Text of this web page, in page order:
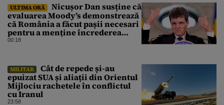
ULTIMA ORĂ
Nicușor Dan susține că
evaluarea Moody’s demonstrează
că România a făcut pașii necesari
pentru a menține încrederea
investitorilor: „Totuși,
00:18
MILITAR
Cât de repede și-au
epuizat SUA și aliații din Orientul
Mijlociu rachetele în conflictul
cu Iranul
23:58